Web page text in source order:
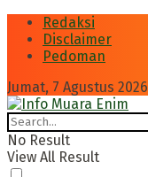
Redaksi
Disclaimer
Pedoman
Jumat, 7 Agustus 2026
No Result
View All Result